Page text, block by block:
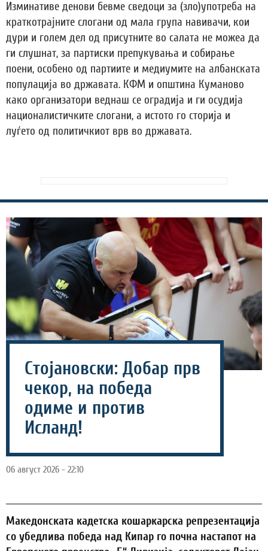
Изминативе денови бевме сведоци за (зло)употреба на
краткотрајните слогани од мала група навивачи, кои
дури и голем дел од присутните во салата не можеа да
ги слушнат, за партиски препукувања и собирање
поени, особено од партиите и медиумите на албанската
популација во државата. КФМ и општина Куманово
како организатори веднаш се оградија и ги осудија
националистичките слогани, а истото го сторија и
луѓето од политичкиот врв во државата.
Стојановски: Добар прв
чекор, на победа
одиме и против
Исланд!
06 август 2026 - 22:10
Македонската кадетска кошаркарска репрезентација
со убедлива победа над Кипар го почна настапот на